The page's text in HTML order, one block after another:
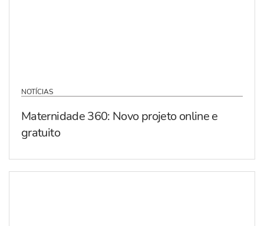
NOTÍCIAS
Maternidade 360: Novo projeto online e
gratuito